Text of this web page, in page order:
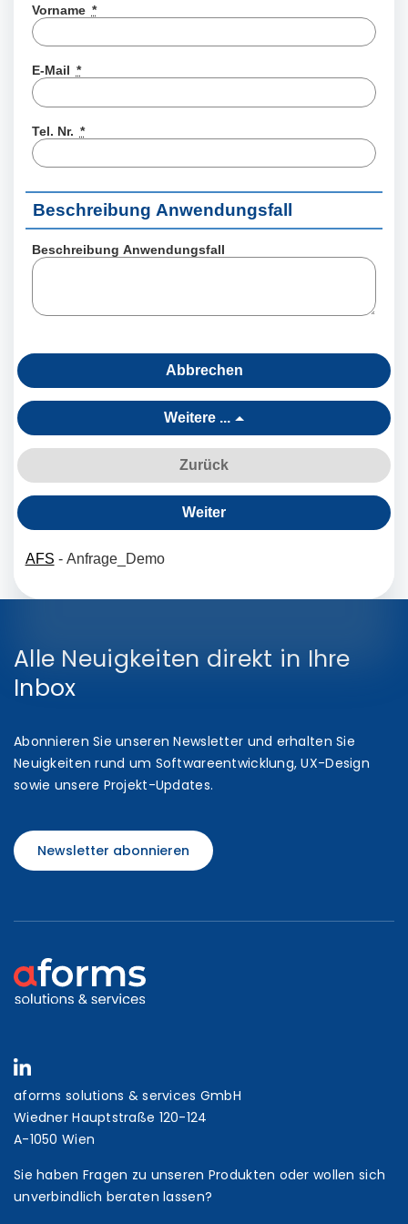
Alle Neuigkeiten direkt in Ihre
Inbox
Abonnieren Sie unseren Newsletter und erhalten Sie
Neuigkeiten rund um Softwareentwicklung, UX-Design
sowie unsere Projekt-Updates.
Newsletter abonnieren
aforms solutions & services GmbH
Wiedner Hauptstraße 120-124
A-1050 Wien
Sie haben Fragen zu unseren Produkten oder wollen sich
unverbindlich beraten lassen?